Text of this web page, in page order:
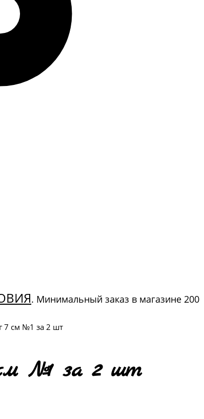
. Минимальный заказ в магазине 200
7 см №1 за 2 шт
№1 за 2 шт